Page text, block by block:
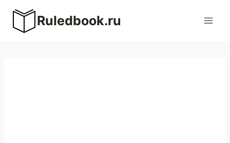
Перейти
содержимому
Ruledbook.ru